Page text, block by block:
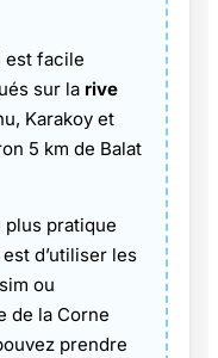
est facile
sur la rive
Karakoy et
5 km de Balat
plus pratique
d’utiliser les
ou
de la Corne
prendre